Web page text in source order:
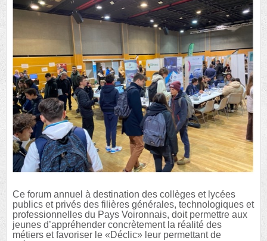
Ce forum annuel à destination des collèges et lycées
publics et privés des filières générales, technologiques et
professionnelles du Pays Voironnais, doit permettre aux
jeunes d’appréhender concrètement la réalité des
métiers et favoriser le «Déclic» leur permettant de